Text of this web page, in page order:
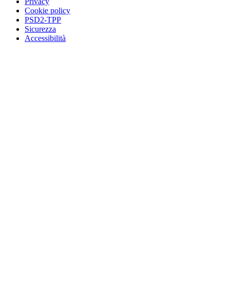
Cookie policy
PSD2-TPP
Sicurezza
Accessibilità